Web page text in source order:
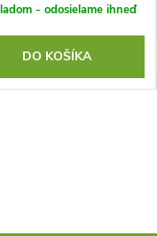
- odosielame ihneď
DO KOŠÍKA